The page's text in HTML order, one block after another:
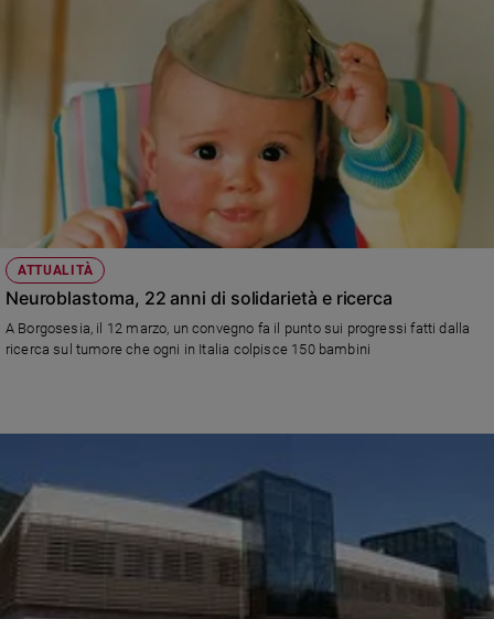
ATTUALITÀ
Neuroblastoma, 22 anni di solidarietà e ricerca
A Borgosesia, il 12 marzo, un convegno fa il punto sui progressi fatti dalla
ricerca sul tumore che ogni in Italia colpisce 150 bambini